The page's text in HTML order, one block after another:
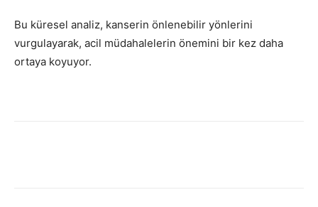
Bu küresel analiz, kanserin önlenebilir yönlerini
vurgulayarak, acil müdahalelerin önemini bir kez daha
ortaya koyuyor.